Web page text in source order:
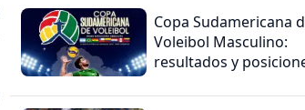
Copa Sudamericana
Voleibol Masculino:
resultados y